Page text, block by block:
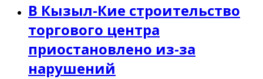
В Кызыл-Кие строительство
торгового центра
приостановлено из-за
нарушений